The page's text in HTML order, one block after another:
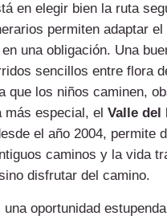
en elegir bien la ruta
permiten adaptar
una obligación. Una
sencillos entre flora
que los niños caminen,
más especial, el Valle del
el año 2004, permite
caminos y la vida
disfrutar del camino.
una oportunidad